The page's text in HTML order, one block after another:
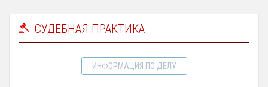
СУДЕБНАЯ ПРАКТИКА
ИНФОРМАЦИЯ ПО ДЕЛУ